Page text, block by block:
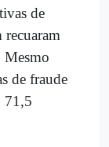
de
Mesmo
de fraude
71,5